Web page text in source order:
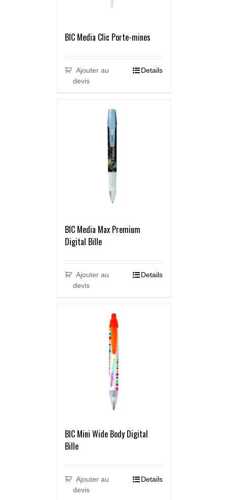
BIC Media Clic Porte-mines
Ajouter au
devis
Details
BIC Media Max Premium
Digital Bille
Ajouter au
devis
Details
BIC Mini Wide Body Digital
Bille
Ajouter au
devis
Details